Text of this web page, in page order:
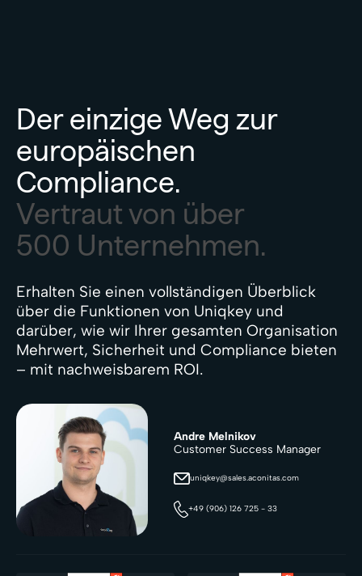
Der einzige Weg zur
europäischen
Compliance.
Vertraut von über
500 Unternehmen.
Erhalten Sie einen vollständigen Überblick
über die Funktionen von Uniqkey und
darüber, wie wir Ihrer gesamten Organisation
Mehrwert, Sicherheit und Compliance bieten
– mit nachweisbarem ROI.
Andre Melnikov
Customer Success Manager
uniqkey@sales.aconitas.com
+49 (906) 126 725 - 33